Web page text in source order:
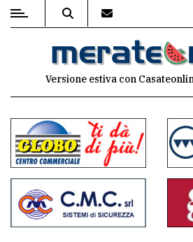
MENU
commenti
Contenuti
del
sito
Versione estiva con